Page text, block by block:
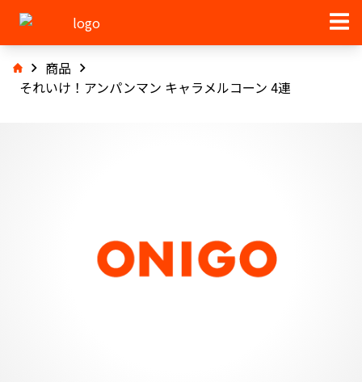
商品
それいけ！アンパンマン キャラメルコーン 4連